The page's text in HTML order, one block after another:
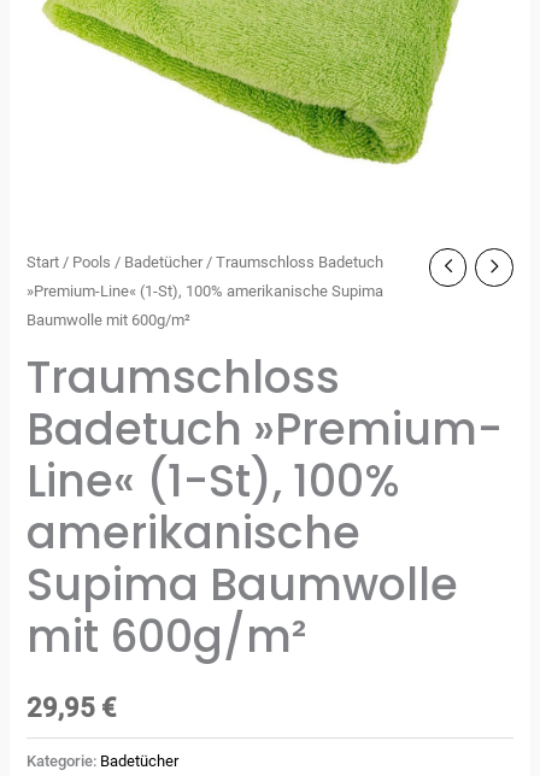
Start / Pools / Badetücher/ Traumschloss Badetuch
»Premium-Line« (1-St), 100% amerikanische Supima
Baumwolle mit 600g/m²
Traumschloss
Badetuch »Premium-
Line« (1-St), 100%
amerikanische
Supima Baumwolle
mit 600g/m²
29,95 €
Kategorie: Badetücher